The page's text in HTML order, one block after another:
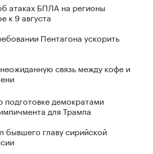
атаках БПЛА на регионы
к 9 августа
Пентагона ускорить
связь между кофе и
подготовке демократами
для Трампа
бывшего главу сирийской